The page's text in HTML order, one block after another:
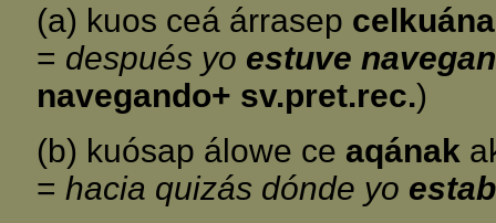
(a) kuos ceá árrasep
= después yo estuve
navegando+ sv.pret.rec.)
(b) kuósap álowe ce aqának
= hacia quizás dónde yo